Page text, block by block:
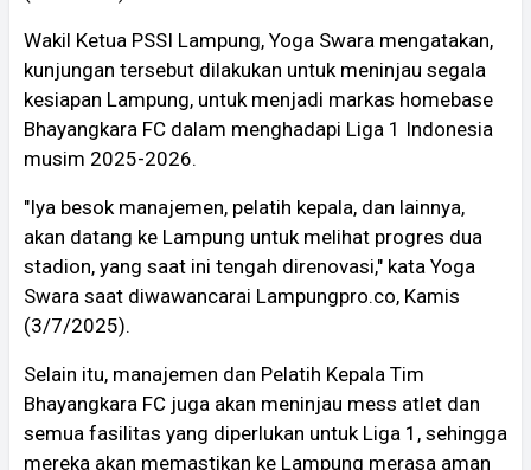
Wakil Ketua PSSI Lampung, Yoga Swara mengatakan,
kunjungan tersebut dilakukan untuk meninjau segala
kesiapan Lampung, untuk menjadi markas homebase
Bhayangkara FC dalam menghadapi Liga 1 Indonesia
musim 2025-2026.
"Iya besok manajemen, pelatih kepala, dan lainnya,
akan datang ke Lampung untuk melihat progres dua
stadion, yang saat ini tengah direnovasi," kata Yoga
Swara saat diwawancarai Lampungpro.co, Kamis
(3/7/2025).
Selain itu, manajemen dan Pelatih Kepala Tim
Bhayangkara FC juga akan meninjau mess atlet dan
semua fasilitas yang diperlukan untuk Liga 1, sehingga
mereka akan memastikan ke Lampung merasa aman